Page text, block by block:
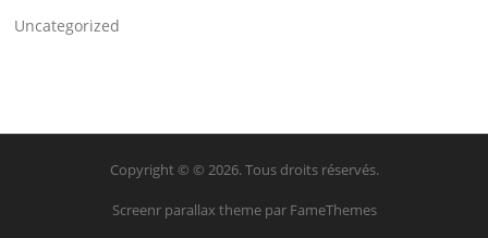
Uncategorized
Copyright © © 2026. Tous droits réservés.
Screenr parallax themepar FameThemes